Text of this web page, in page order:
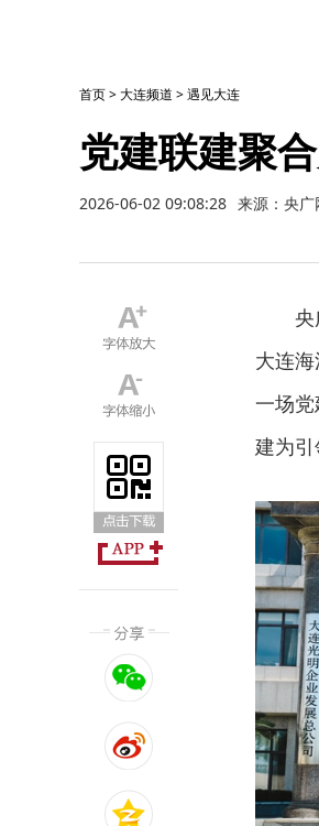
首页>大连频道 >遇见大连
党建联建聚
2026-06-02 09:08:28 来源：央广
大连
一场
建为引